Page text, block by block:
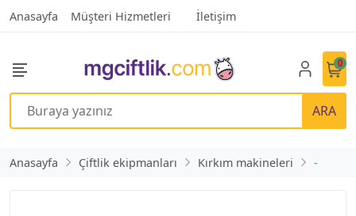
Anasayfa Müşteri Hizmetleri İletişim
ARA
0
Anasayfa Çiftlik ekipmanları Kırkım makineleri -